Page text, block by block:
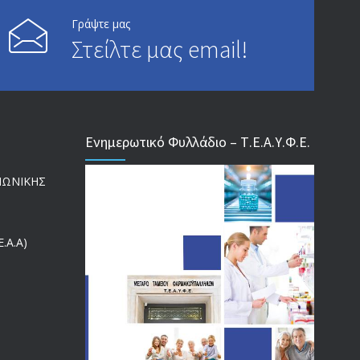
ΕΝΗΜΕΡΩΣΗ ΠΡΟΣ ΣΥΝΤΑΞΙΟΥΧΟΥΣ
18/12/2019
ΑΝΑΚΟΙΝΩΣΗ 4024
Αναπηρικές συντάξεις: Έρχεται νέα απόφαση από το
υπουργείο Εργασίας -Τι είπε η Δ. Μιχαηλίδου για τις
3769
Γράψτε μας
Στείλτε μας email!
Ενημερωτικό Φυλλάδιο – Τ.Ε.Α.Υ.Φ.Ε.